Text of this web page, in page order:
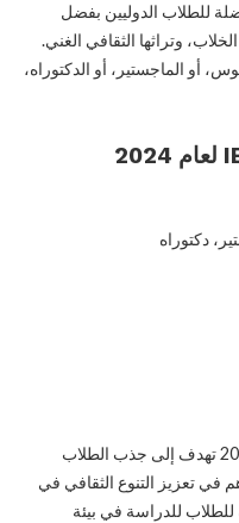
للطلاب الدوليين بفضل
وتراثها الثقافي الغني.
أو الماجستير، أو الدكتوراه،
دكتوراه
منح كرواتيا الدراسية بدون IELTS لعام 2024 تهدف إلى جذب الطلاب
في تعزيز التنوع الثقافي في
للطلاب للدراسة في بيئة